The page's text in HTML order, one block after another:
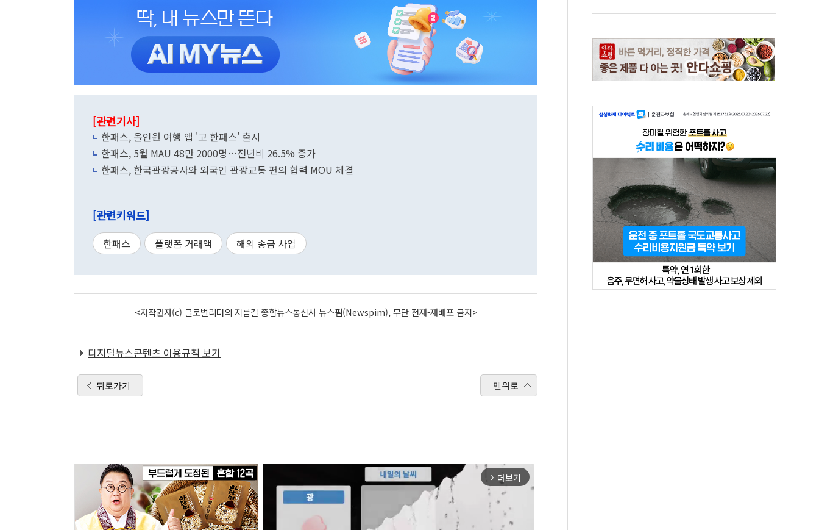
[관련기사]
한패스, 올인원 여행 앱 '고 한패스' 출시
한패스, 5월 MAU 48만 2000명…전년비 26.5% 증가
한패스, 한국관광공사와 외국인 관광교통 편의 협력 MOU 체결
[관련키워드]
한패스 플랫폼 거래액 해외 송금 사업
<저작권자(c) 글로벌리더의 지름길 종합뉴스통신사 뉴스핌(Newspim), 무단 전재-재배포 금지>
디지털뉴스콘텐츠 이용규칙 보기
뒤로가기 맨위로
arrow_forward_ios 더보기